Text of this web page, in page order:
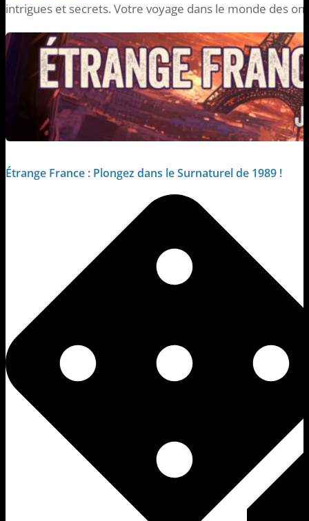
intrigues et secrets. Votre voyage dans le monde des
Étrange France : Plongez dans le Surnaturel de 1989 !